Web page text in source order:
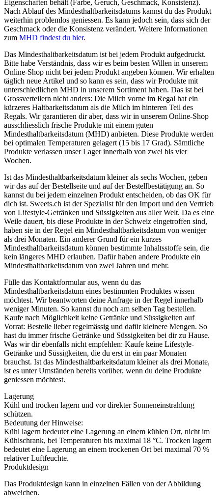
Eigenschaften behält (Farbe, Geruch, Geschmack, Konsistenz).
Nach Ablauf des Mindesthaltbarkeitsdatums kannst du das Produkt
weiterhin problemlos geniessen. Es kann jedoch sein, dass sich der
Geschmack oder die Konsistenz verändert. Weitere Informationen
zum MHD findest du hier.
Das Mindesthaltbarkeitsdatum ist bei jedem Produkt aufgedruckt.
Bitte habe Verständnis, dass wir es beim besten Willen in unserem
Online-Shop nicht bei jedem Produkt angeben können. Wir erhalten
täglich neue Artikel und so kann es sein, dass wir Produkte mit
unterschiedlichen MHD in unserem Sortiment haben. Das ist bei
Grossverteilern nicht anders: Die Milch vorne im Regal hat ein
kürzeres Haltbarkeitsdatum als die Milch im hinteren Teil des
Regals. Wir garantieren dir aber, dass wir in unserem Online-Shop
ausschliesslich frische Produkte mit einem guten
Mindesthaltbarkeitsdatum (MHD) anbieten. Diese Produkte werden
bei optimalen Temperaturen gelagert (15 bis 17 Grad). Sämtliche
Produkte verlassen unser Lager innerhalb von zwei bis vier
Wochen.
Ist das Mindesthaltbarkeitsdatum kleiner als sechs Wochen, geben
wir das auf der Bestellseite und auf der Bestellbestätigung an. So
kannst du bei jedem einzelnen Produkt entscheiden, ob das OK für
dich ist. Sweets.ch ist der Spezialist für den Import und den Vertrieb
von Lifestyle-Getränken und Süssigkeiten aus aller Welt. Da es eine
Weile dauert, bis diese Produkte in der Schweiz eingetroffen sind,
haben sie in der Regel ein Mindesthaltbarkeitsdatum von weniger
als drei Monaten. Ein anderer Grund für ein kurzes
Mindesthaltbarkeitsdatum können bestimmte Inhaltsstoffe sein, die
kein längeres MHD erlauben. Dafür haben andere Produkte ein
Mindesthaltbarkeitsdatum von zwei Jahren und mehr.
Fülle das Kontaktformular aus, wenn du das
Mindesthaltbarkeitsdatum eines bestimmten Produktes wissen
möchtest. Wir beantworten deine Anfrage in der Regel innerhalb
weniger Minuten. So kannst du noch am selben Tag bestellen.
Kaufe nach Möglichkeit keine Getränke und Süssigkeiten auf
Vorrat: Bestelle lieber regelmässig und dafür kleinere Mengen. So
hast du immer frische Getränke und Süssigkeiten bei dir zu Hause.
Was wir dir ebenfalls nicht empfehlen: Kaufe keine Lifestyle-
Getränke und Süssigkeiten, die du erst in ein paar Monaten
brauchst. Ist das Mindesthaltbarkeitsdatum kleiner als drei Monate,
ist es unter Umständen bereits vorüber, wenn du deine Produkte
geniessen möchtest.
Lagerung
Kühl und trocken lagern und vor direkter Sonneneinstrahlung
schützen.
Bedeutung der Hinweise:
Kühl lagern bedeutet eine Lagerung an einem kühlen Ort, nicht im
Kühlschrank, bei Temperaturen bis maximal 18 °C. Trocken lagern
bedeutet eine Lagerung an einem trockenen Ort bei maximal 70 %
relativer Luftfeuchte.
Produktdesign
Das Produktdesign kann in einzelnen Fällen von der Abbildung
abweichen.